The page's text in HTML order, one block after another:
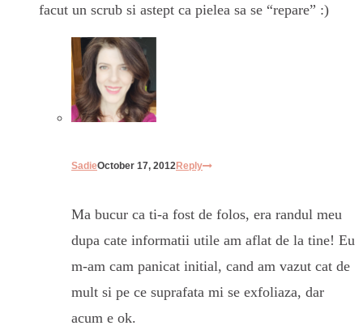
facut un scrub si astept ca pielea sa se “repare” :)
SadieOctober 17, 2012Reply
Ma bucur ca ti-a fost de folos, era randul meu
dupa cate informatii utile am aflat de la tine! Eu
m-am cam panicat initial, cand am vazut cat de
mult si pe ce suprafata mi se exfoliaza, dar
acum e ok.